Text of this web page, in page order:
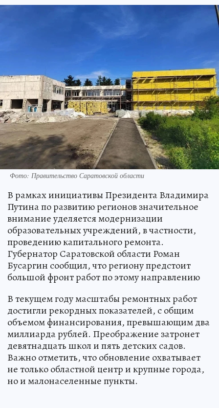
Фото: Правительство Саратовской области
В рамках инициативы Президента Владимира
Путина по развитию регионов значительное
внимание уделяется модернизации
образовательных учреждений, в частности,
проведению капитального ремонта.
Губернатор Саратовской области Роман
Бусаргин сообщил, что региону предстоит
большой фронт работ по этому направлению
В текущем году масштабы ремонтных работ
достигли рекордных показателей, с общим
объемом финансирования, превышающим два
миллиарда рублей. Преображение затронет
девятнадцать школ и пять детских садов.
Важно отметить, что обновление охватывает
не только областной центр и крупные города,
но и малонаселенные пункты.